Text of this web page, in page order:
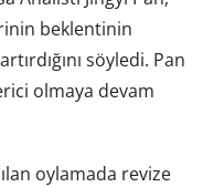
beklentinin
söyledi. Pan
olmaya devam
oylamada revize